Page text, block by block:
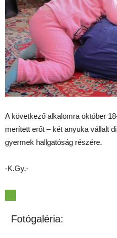
A következő alkalomra október
merített erőt – két anyuka vállalt
gyermek hallgatóság részére.
-K.Gy.-
Fotógaléria: